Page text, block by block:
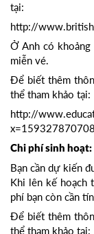
tại:
http://
Ở Anh có khoảng
miễn vé.
Để biết thêm
thể tham khảo tại:
http://
Chi phí sinh hoạt:
Bạn cần dự kiến
Khi lên kế hoạch
phí bạn còn cần
Để biết thêm
thể tham khảo tại: